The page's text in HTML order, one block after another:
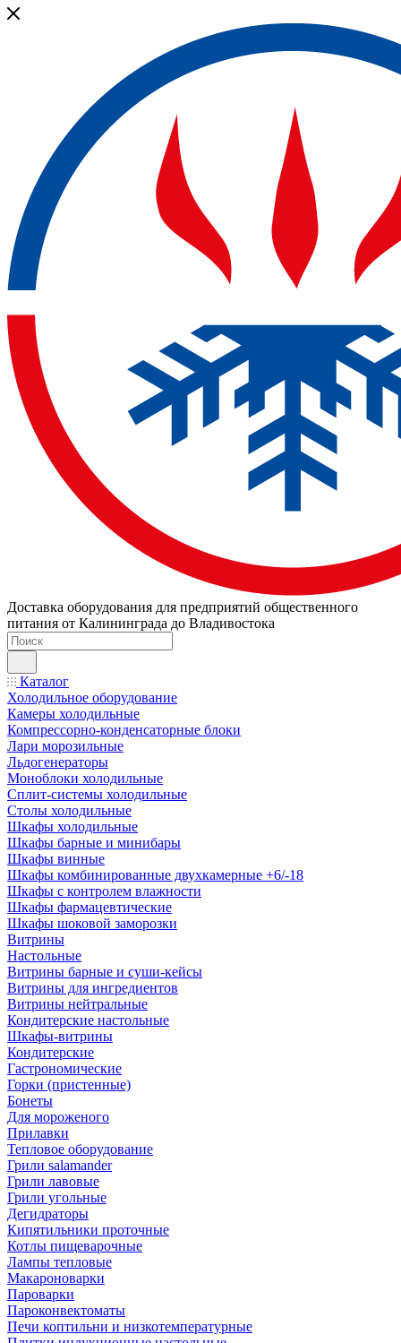
Доставка оборудования для предприятий общественного
питания от Калининграда до Владивостока
Каталог
Холодильное оборудование
Камеры холодильные
Компрессорно-конденсаторные блоки
Лари морозильные
Льдогенераторы
Моноблоки холодильные
Сплит-системы холодильные
Столы холодильные
Шкафы холодильные
Шкафы барные и минибары
Шкафы винные
Шкафы комбинированные двухкамерные +6/-18
Шкафы с контролем влажности
Шкафы фармацевтические
Шкафы шоковой заморозки
Витрины
Настольные
Витрины барные и суши-кейсы
Витрины для ингредиентов
Витрины нейтральные
Кондитерские настольные
Шкафы-витрины
Кондитерские
Гастрономические
Горки (пристенные)
Бонеты
Для мороженого
Прилавки
Тепловое оборудование
Грили salamander
Грили лавовые
Грили угольные
Дегидраторы
Кипятильники проточные
Котлы пищеварочные
Лампы тепловые
Макароноварки
Пароварки
Пароконвектоматы
Печи коптильни и низкотемпературные